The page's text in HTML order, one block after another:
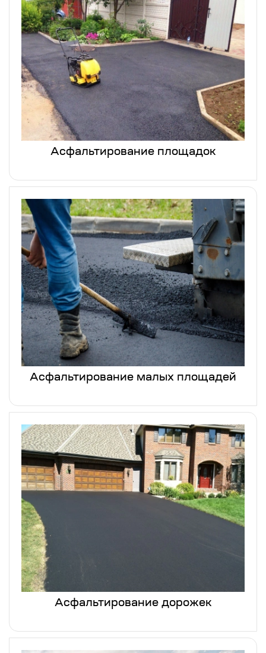
Асфальтирование площадок
Асфальтирование малых площадей
Асфальтирование дорожек